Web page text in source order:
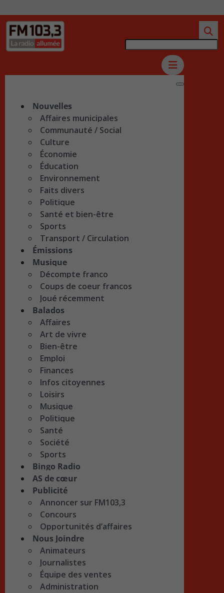
Nouvelles
Affaires municipales
Communauté / Social
Culture
Économie
Éducation
Environnement
Faits divers
Politique
Santé et bien-être
Sports
Transport / Circulation
Émissions
Musique
Décompte franco
Coups de coeur francos
Joué récemment
Balados
Affaires
Art de vivre
Bien-être
Emploi
Finances
Infos citoyennes
Loisirs
Musique
Politique
Santé
Société
Sports
Bingo Radio
AS de cœur
Publicité
Annoncer sur FM103,3
Concours
Opportunités d’affaires
Nous Joindre
Animateurs
Journalistes
Équipe des ventes
Administration